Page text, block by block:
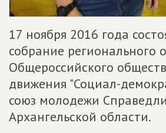
17 ноября 2016 года
собрание регионального
Общероссийского
движения "Социал-
союз молодежи
Архангельской области.